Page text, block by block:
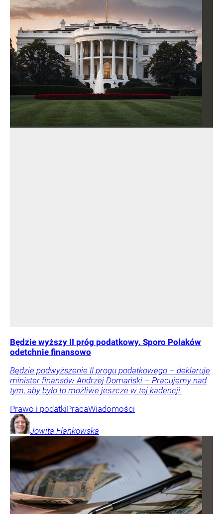
Będzie wyższy II próg podatkowy. Sporo Polaków
odetchnie finansowo
Będzie podwyższenie II progu podatkowego – deklaruje
minister finansów Andrzej Domański – Pracujemy nad
tym, aby było to możliwe jeszcze w tej kadencji.
Prawo i podatkiPracaWiadomości
Jowita Flankowska